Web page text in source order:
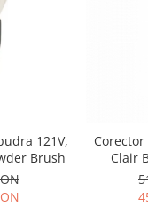
121V,
Brush
Clair